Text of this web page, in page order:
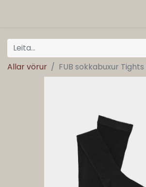
Allar vörur FUB sokkabuxur